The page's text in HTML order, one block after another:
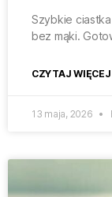
Szybkie
bez mąki.
CZYTAJ WIĘCEJ
13 maja, 2026